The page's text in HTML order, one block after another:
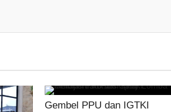
Gembel PPU dan IGTKI